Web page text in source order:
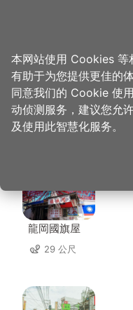
首页 > 想去的地方 > 美食、
阿秀米干
龍岡國旗屋
29 公尺
本网站使用 Cookies 等
有助于为您提供更佳的
同意我们的 Cookie 使
动侦测服务，建议您允
及使用此智慧化服务。